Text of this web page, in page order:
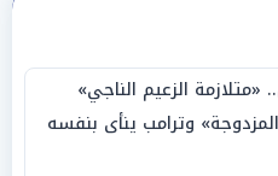
«متلازمة الزعيم الناجي»
وترامب ينأى بنفسه
استراتيجي»